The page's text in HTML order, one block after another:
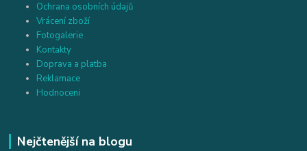
Ochrana osobních údajů
Vrácení zboží
Fotogalerie
Kontakty
Doprava a platba
Reklamace
Hodnoceni
Nejčtenější na blogu